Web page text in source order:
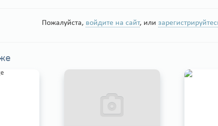
Пожалуйста, войдите на сайт, или